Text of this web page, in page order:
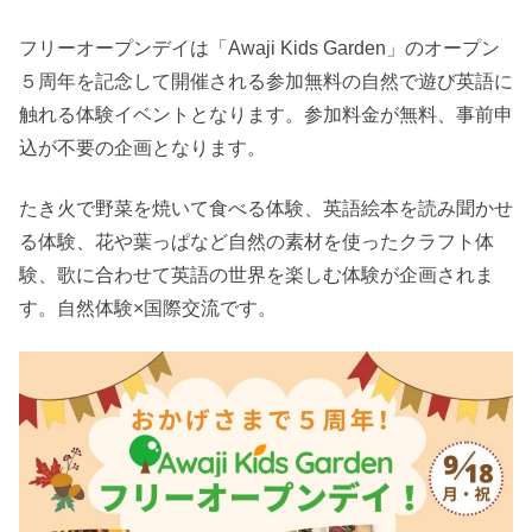
フリーオープンデイは「Awaji Kids Garden」のオープン
５周年を記念して開催される参加無料の自然で遊び英語に
触れる体験イベントとなります。参加料金が無料、事前申
込が不要の企画となります。
たき火で野菜を焼いて食べる体験、英語絵本を読み聞かせ
る体験、花や葉っぱなど自然の素材を使ったクラフト体
験、歌に合わせて英語の世界を楽しむ体験が企画されま
す。自然体験×国際交流です。